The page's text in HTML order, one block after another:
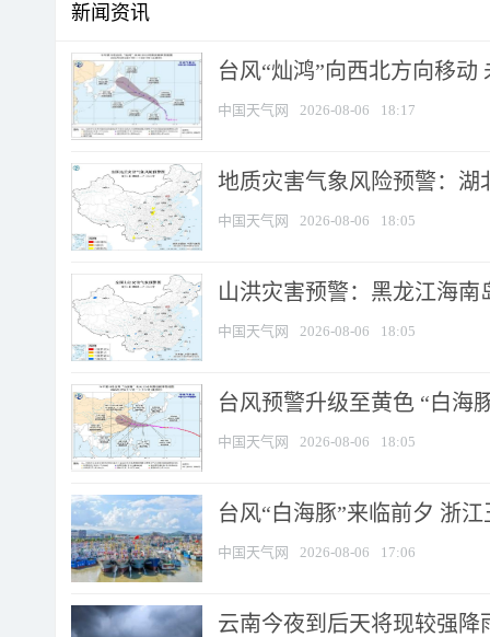
新闻资讯
台风“灿鸿”向西北方向移动
中国天气网 2026-08-06 18:17
地质灾害气象风险预警：湖
中国天气网 2026-08-06 18:05
山洪灾害预警：黑龙江海
中国天气网 2026-08-06 18:05
台风预警升级至黄色 “白海
中国天气网 2026-08-06 18:05
台风“白海豚”来临前夕 浙
中国天气网 2026-08-06 17:06
云南今夜到后天将现较强降